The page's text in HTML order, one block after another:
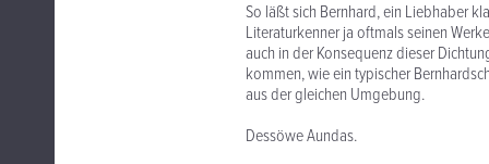
So läßt sich Bernhard, ein Liebhaber
Literaturkenner ja oftmals seinen
auch in der Konsequenz dieser
kommen, wie ein typischer
aus der gleichen Umgebung.
Dessöwe Aundas.